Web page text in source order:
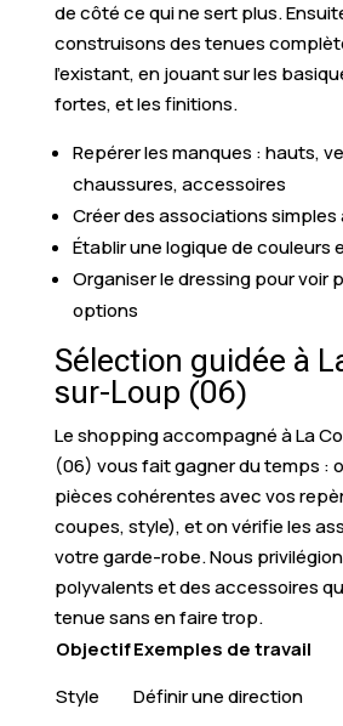
de côté ce qui ne sert plus.
construisons des tenues
l’existant, en jouant sur les
fortes, et les finitions.
Repérer les manques : hauts,
chaussures, accessoires
Créer des associations simples
Établir une logique de couleurs
Organiser le dressing pour voir
options
Sélection guidée à
sur-Loup (06)
Le shopping accompagné à La
(06) vous fait gagner du temps :
pièces cohérentes avec vos
coupes, style), et on vérifie les
votre garde-robe. Nous
polyvalents et des accessoires
tenue sans en faire trop.
ObjectifExemples de travail
Style
Définir une direction